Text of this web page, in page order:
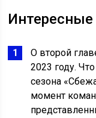
О второй
2023 году.
сезона
момент